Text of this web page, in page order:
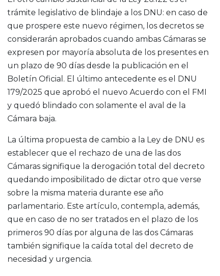
trámite legislativo de blindaje a los DNU: en caso de
que prospere este nuevo régimen, los decretos se
considerarán aprobados cuando ambas Cámaras se
expresen por mayoría absoluta de los presentes en
un plazo de 90 días desde la publicación en el
Boletín Oficial. El último antecedente es el DNU
179/2025 que aprobó el nuevo Acuerdo con el FMI
y quedó blindado con solamente el aval de la
Cámara baja.
La última propuesta de cambio a la Ley de DNU es
establecer que el rechazo de una de las dos
Cámaras signifique la derogación total del decreto
quedando imposibilitado de dictar otro que verse
sobre la misma materia durante ese año
parlamentario. Este artículo, contempla, además,
que en caso de no ser tratados en el plazo de los
primeros 90 días por alguna de las dos Cámaras
también signifique la caída total del decreto de
necesidad y urgencia.